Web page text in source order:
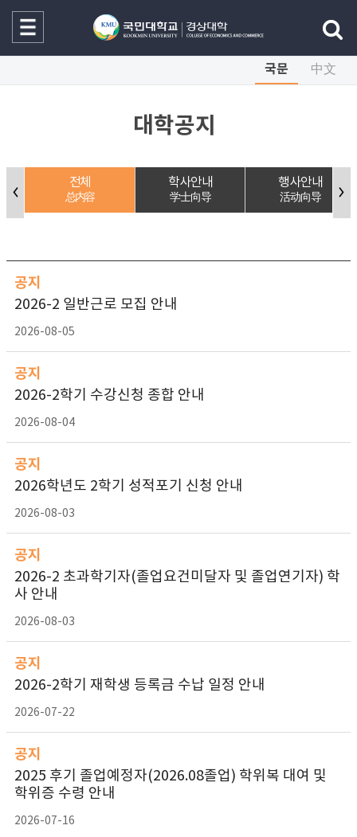
국문 中文
대학공지
전체
总内容
학사안내
学士向导
행사안내
活动向导
공지
2026-2 일반근로 모집 안내
2026-08-05
공지
2026-2학기 수강신청 종합 안내
2026-08-04
공지
2026학년도 2학기 성적포기 신청 안내
2026-08-03
공지
2026-2 초과학기자(졸업요건미달자 및 졸업연기자) 학
사 안내
2026-08-03
공지
2026-2학기 재학생 등록금 수납 일정 안내
2026-07-22
공지
2025 후기 졸업예정자(2026.08졸업) 학위복 대여 및
학위증 수령 안내
2026-07-16